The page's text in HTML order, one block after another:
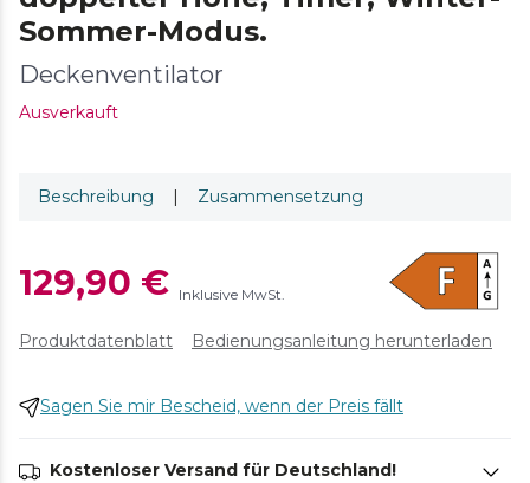
Sommer-Modus.
Deckenventilator
Ausverkauft
Beschreibung | Zusammensetzung
129,90 € Inklusive MwSt.
Produktdatenblatt Bedienungsanleitung herunterladen
Sagen Sie mir Bescheid, wenn der Preis fällt
Kostenloser Versand für Deutschland!